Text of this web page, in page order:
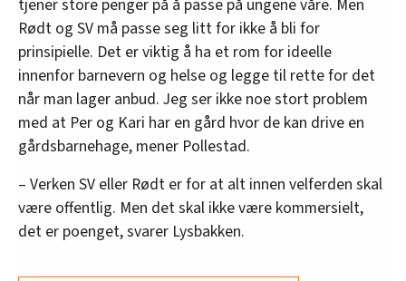
tjener store penger på å passe på ungene våre. Men
Rødt og SV må passe seg litt for ikke å bli for
prinsipielle. Det er viktig å ha et rom for ideelle
innenfor barnevern og helse og legge til rette for det
når man lager anbud. Jeg ser ikke noe stort problem
med at Per og Kari har en gård hvor de kan drive en
gårdsbarnehage, mener Pollestad.
– Verken SV eller Rødt er for at alt innen velferden skal
være offentlig. Men det skal ikke være kommersielt,
det er poenget, svarer Lysbakken.